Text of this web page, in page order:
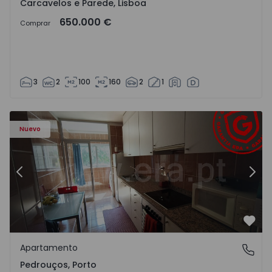
Carcavelos e Parede, Lisboa
Comprar 650.000 €
3 2 100 160 2 1
Nuevo
Apartamento T3 Maia, Pedrouços - 1575536 - 9
Anterior
Pedrouços, Porto
Apartamento
Pedrouços, Porto